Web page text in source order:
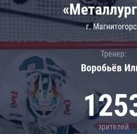
г.
Тренер:
Воробьёв
зрителей